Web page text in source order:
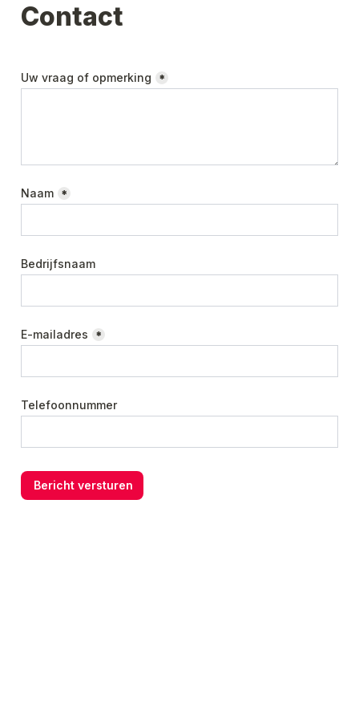
Contact
Uw vraag of opmerking *
Naam *
Bedrijfsnaam
E-mailadres *
Telefoonnummer
Bericht versturen